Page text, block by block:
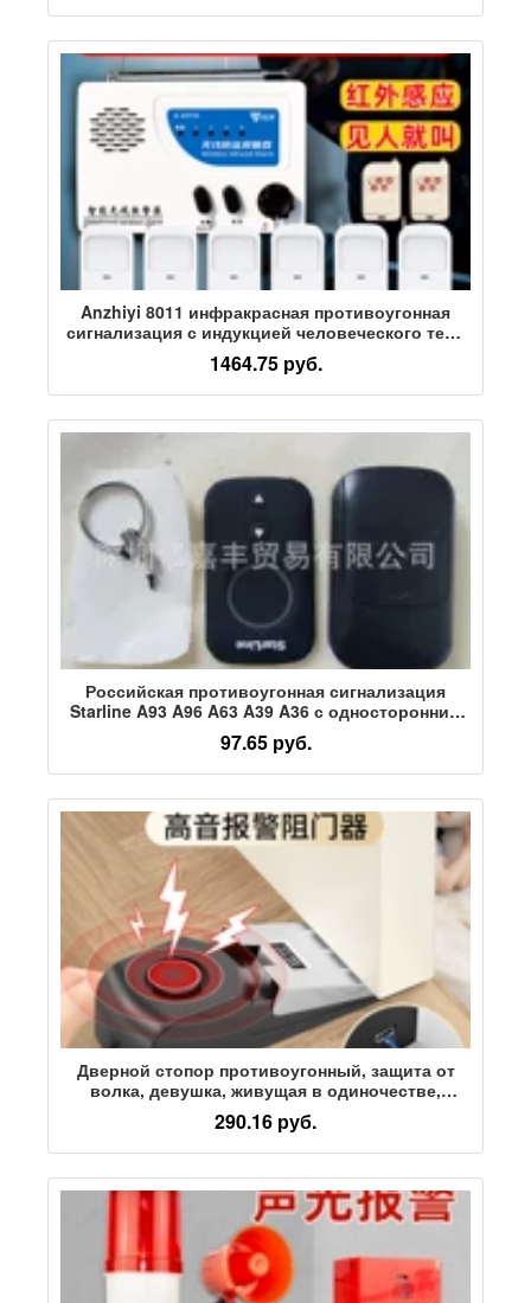
Hukang
Anzhiyi 8011 инфракрасная противоугонная
сигнализация с индукцией человеческого тела
беспроводная домашняя сигнализация на
большие расстояния охранная система
1464.75 руб.
Российская противоугонная сигнализация
Starline A93 A96 A63 A39 A36 с односторонним
дистанционным управлением
97.65 руб.
Дверной стопор противоугонный, защита от
волка, девушка, живущая в одиночестве,
блокирующая охранную дверь, переносной
дверной стопор отеля против дверной
остановки, сигнализация на верхней двери
290.16 руб.